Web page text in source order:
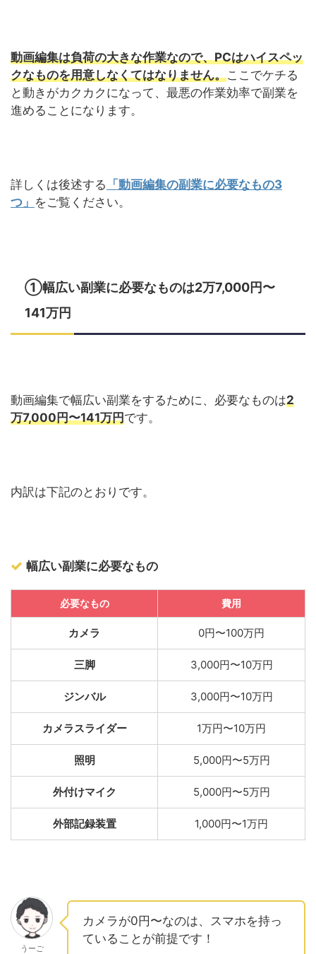
動画編集は負荷の大きな作業なので、PCはハイスペッ
クなものを用意しなくてはなりません。ここでケチる
と動きがカクカクになって、最悪の作業効率で副業を
進めることになります。
詳しくは後述する 「動画編集の副業に必要なもの3
つ」 をご覧ください。
①幅広い副業に必要なものは2万7,000円〜
141万円
動画編集で幅広い副業をするために、必要なものは2
万7,000円〜141万円です。
内訳は下記のとおりです。
幅広い副業に必要なもの
必要なもの 費用
カメラ 0円〜100万円
三脚 3,000円〜10万円
ジンバル 3,000円〜10万円
カメラスライダー 1万円〜10万円
照明 5,000円〜5万円
外付けマイク 5,000円〜5万円
外部記録装置 1,000円〜1万円
うーご
カメラが0円〜なのは、スマホを持っ
ていることが前提です！